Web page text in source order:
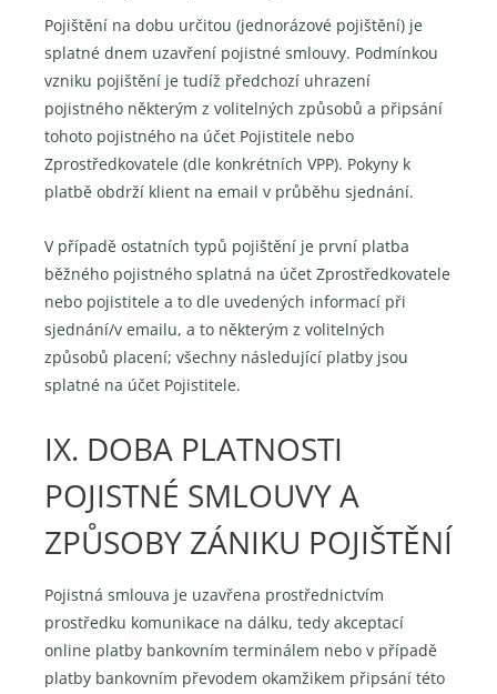
Pojištění na dobu určitou (jednorázové pojištění) je
splatné dnem uzavření pojistné smlouvy. Podmínkou
vzniku pojištění je tudíž předchozí uhrazení
pojistného některým z volitelných způsobů a připsání
tohoto pojistného na účet Pojistitele nebo
Zprostředkovatele (dle konkrétních VPP). Pokyny k
platbě obdrží klient na email v průběhu sjednání.
V případě ostatních typů pojištění je první platba
běžného pojistného splatná na účet Zprostředkovatele
nebo pojistitele a to dle uvedených informací při
sjednání/v emailu, a to některým z volitelných
způsobů placení; všechny následující platby jsou
splatné na účet Pojistitele.
IX. DOBA PLATNOSTI
POJISTNÉ SMLOUVY A
ZPŮSOBY ZÁNIKU POJIŠTĚNÍ
Pojistná smlouva je uzavřena prostřednictvím
prostředku komunikace na dálku, tedy akceptací
online platby bankovním terminálem nebo v případě
platby bankovním převodem okamžikem připsání této